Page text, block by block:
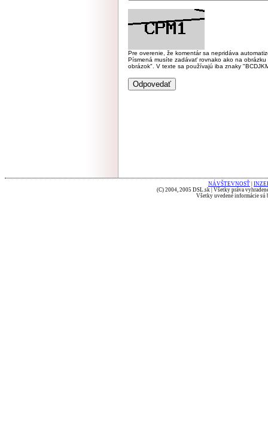
Pre overenie, že komentár sa nepridáva
Písmená musíte zadávať rovnako ako na
obrázok". V texte sa používajú iba znaky
NÁVŠTEVNOSŤ
(C) 2004, 2005 DSL.sk | Všetky práva
Všetky uvedené informácie sú